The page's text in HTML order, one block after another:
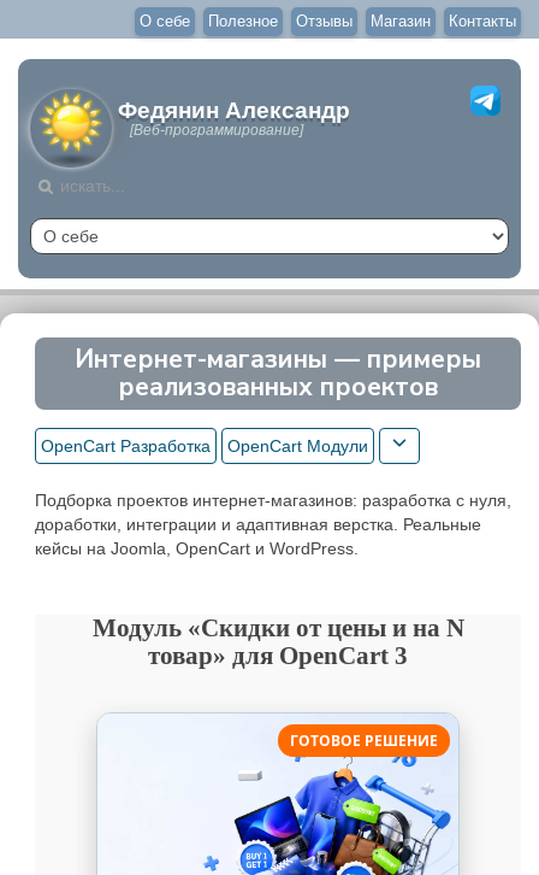
О себе Полезное Отзывы Магазин Контакты
Федянин Александр
[Веб-программирование]
Интернет-магазины — примеры
реализованных проектов
OpenCart Разработка OpenCart Модули
Подборка проектов интернет-магазинов: разработка с нуля,
доработки, интеграции и адаптивная верстка. Реальные
кейсы на Joomla, OpenCart и WordPress.
Модуль «Скидки от цены и на N
товар» для OpenCart 3
ГОТОВОЕ РЕШЕНИЕ